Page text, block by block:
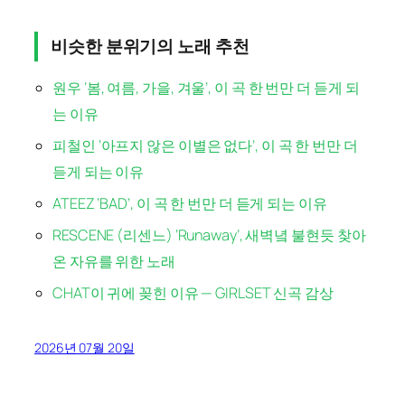
비슷한 분위기의 노래 추천
원우 ‘봄, 여름, 가을, 겨울’, 이 곡 한 번만 더 듣게 되
는 이유
피철인 ‘아프지 않은 이별은 없다’, 이 곡 한 번만 더
듣게 되는 이유
ATEEZ ‘BAD’, 이 곡 한 번만 더 듣게 되는 이유
RESCENE (리센느) ‘Runaway’, 새벽녘 불현듯 찾아
온 자유를 위한 노래
CHAT이 귀에 꽂힌 이유 — GIRLSET 신곡 감상
2026년 07월 20일